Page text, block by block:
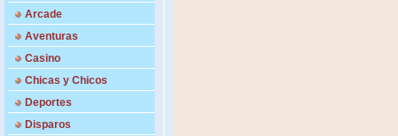
Arcade
Aventuras
Casino
Chicas y Chicos
Deportes
Disparos